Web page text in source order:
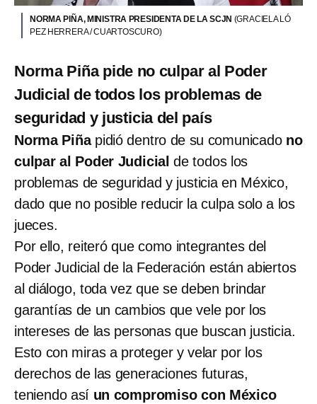
NORMA PIÑA, MINISTRA PRESIDENTA DE LA SCJN (GRACIELA LÓ
PEZ HERRERA / CUARTOSCURO)
Norma Piña pide no culpar al Poder
Judicial de todos los problemas de
seguridad y justicia del país
Norma Piñapidió dentro de su comunicado no
culpar al Poder Judicial de todos los
problemas de seguridad y justicia en México,
dado que no posible reducir la culpa solo a los
jueces.
Por ello, reiteró que como integrantes del
Poder Judicial de la Federación están abiertos
al diálogo, toda vez que se deben brindar
garantías de un cambios que vele por los
intereses de las personas que buscan justicia.
Esto con miras a proteger y velar por los
derechos de las generaciones futuras,
teniendo así un compromiso con México